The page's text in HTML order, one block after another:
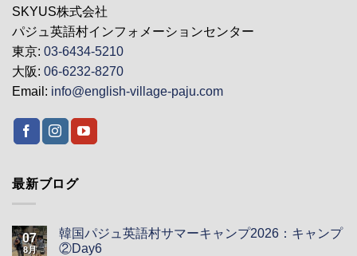
SKYUS株式会社
パジュ英語村インフォメーションセンター
東京: 03-6434-5210
大阪: 06-6232-8270
Email: info@english-village-paju.com
最新ブログ
07
8月
韓国パジュ英語村サマーキャンプ2026：キャンプ
②Day6